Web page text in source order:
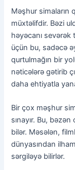
Məşhur simaların
müxtəlifdir. Bəzi
həyəcanı
üçün bu, sadəcə
qurtulmağın bir
nəticələrə gətirib
daha ehtiyatla
Bir çox məşhur
sınayır. Bu,
bilər. Məsələn,
dünyasından
sərgiləyə bilirlər.